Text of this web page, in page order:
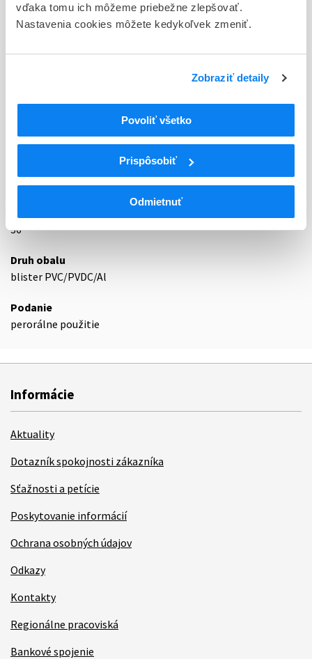
vďaka tomu ich môžeme priebežne zlepšovať.
Nastavenia cookies môžete kedykoľvek zmeniť.
Zobraziť detaily
Povoliť všetko
Prispôsobiť
Odmietnuť
Indikačná skupina
Centrálna nervová sústava
N03
Antiepileptiká
Antiepileptiká
N03AX
N03AX15
Zonisamid
Podrobnosti o lieku
36
Druh obalu
blister PVC/PVDC/Al
Podanie
perorálne použitie
Informácie
Aktuality
Dotazník spokojnosti zákazníka
Sťažnosti a petície
Poskytovanie informácií
Ochrana osobných údajov
Odkazy
Kontakty
Regionálne pracoviská
Bankové spojenie